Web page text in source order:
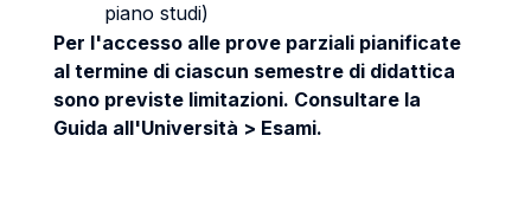
piano studi)
Per l'accesso alle prove parziali pianificate
al termine di ciascun semestre di didattica
sono previste limitazioni. Consultare la
Guida all'Università > Esami.